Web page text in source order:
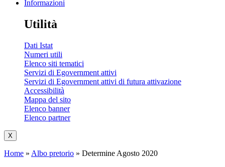
Informazioni
Utilità
Dati Istat
Numeri utili
Elenco siti tematici
Servizi di Egovernment attivi
Servizi di Egovernment attivi di futura attivazione
Accessibilità
Mappa del sito
Elenco banner
Elenco partner
X
Home » Albo pretorio » Determine Agosto 2020